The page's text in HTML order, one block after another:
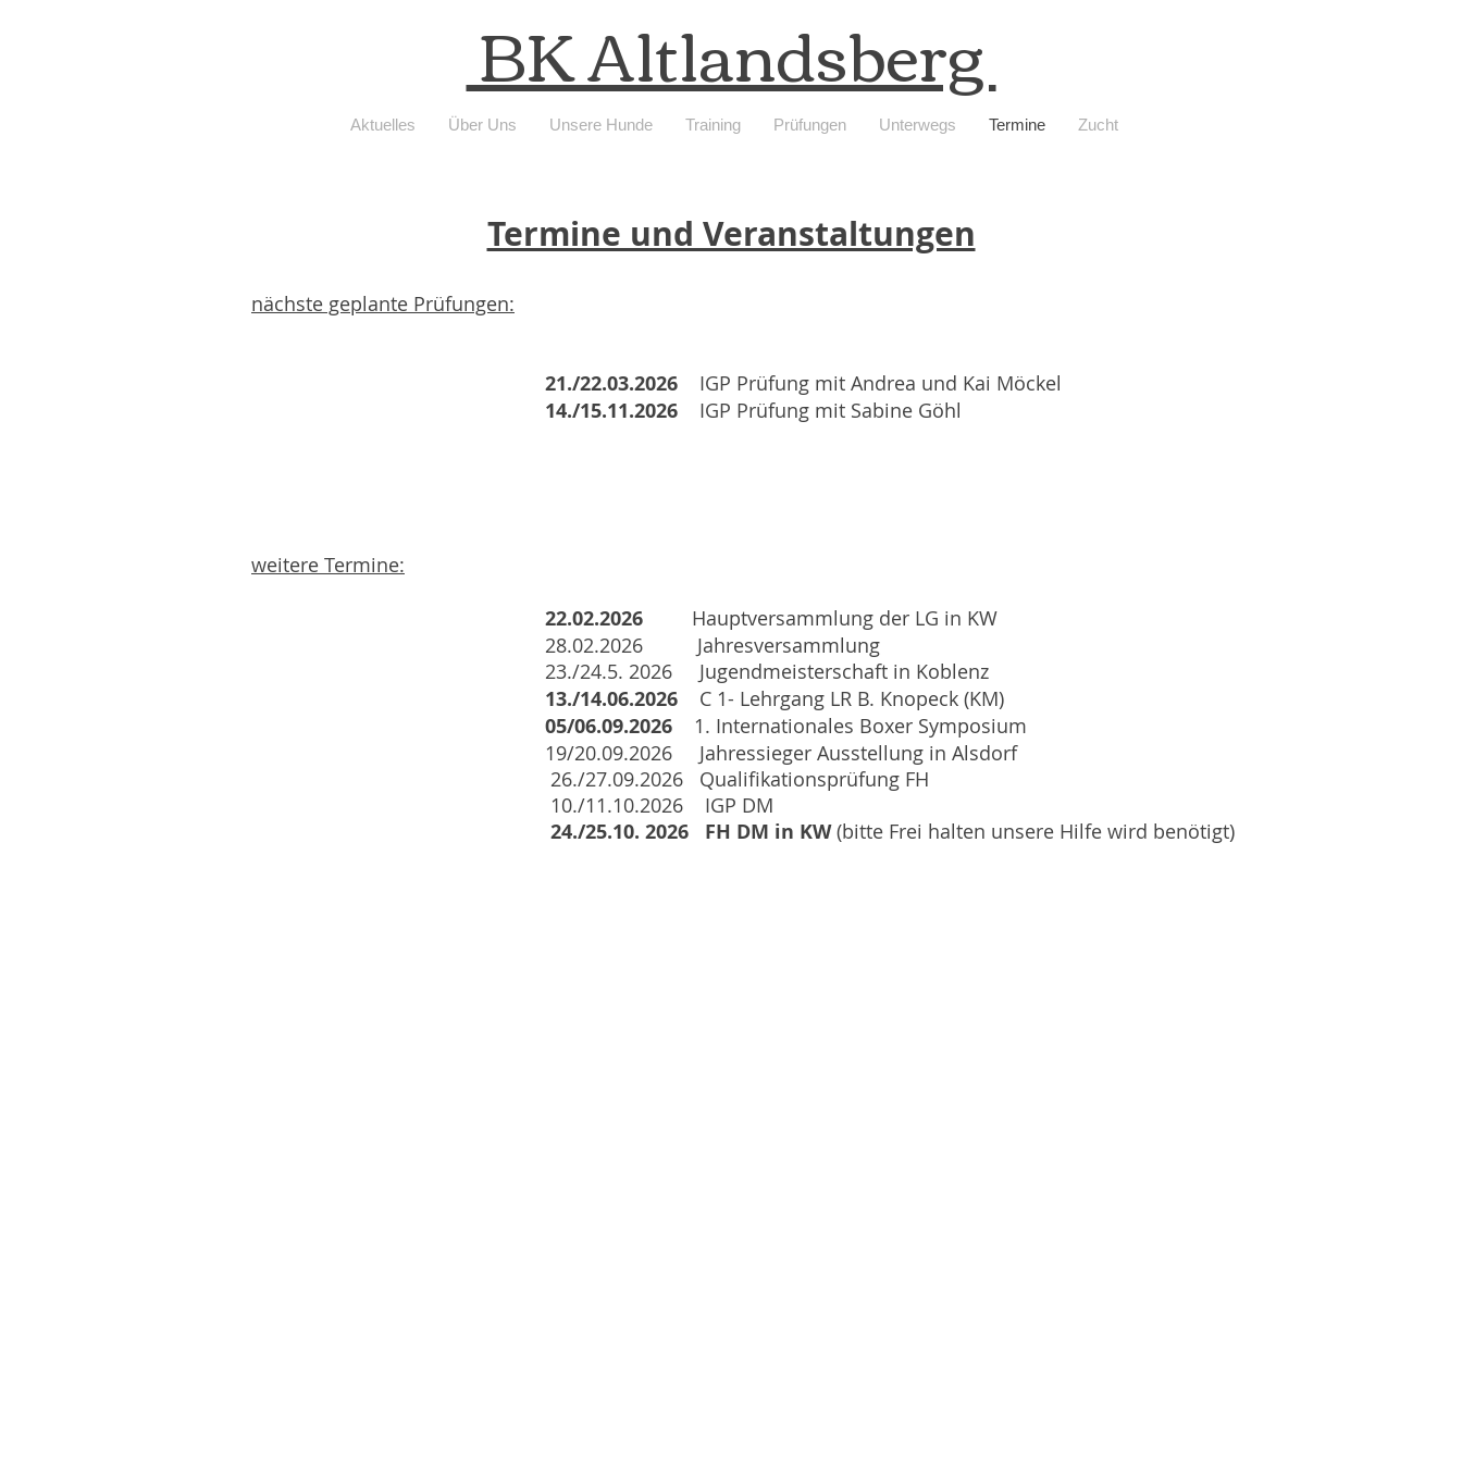
BK Altlandsberg
Aktuelles Über Uns Unsere Hunde Training Prüfungen Unterwegs Termine Zucht
Termine und Veranstaltungen
nächste geplante Prüfungen:
21./22.03.2026 IGP Prüfung mit Andrea und Kai Möckel
14./15.11.2026 IGP Prüfung mit Sabine Göhl
weitere Termine:
22.02.2026 Hauptversammlung der LG in KW
28.02.2026 Jahresversammlung
23./24.5. 2026
Jugendmeisterschaft in Koblenz
13./14.06.2026 C 1- Lehrgang LR B. Knopeck (KM)
05/06.09.2026
1. Internationales Boxer Symposium
19/20.09.2026 Jahressieger Ausstellung in Alsdorf
26./27.09.2026 Qualifikationsprüfung FH
10./11.10.2026 IGP DM
24./25.10. 2026 FH DM in KW(bitte Frei halten unsere Hilfe wird benötigt)